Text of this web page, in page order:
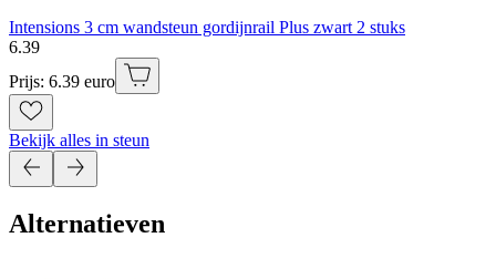
Intensions 3 cm wandsteun gordijnrail Plus zwart 2 stuks
6.39
Prijs: 6.39 euro
Bekijk alles in steun
Alternatieven